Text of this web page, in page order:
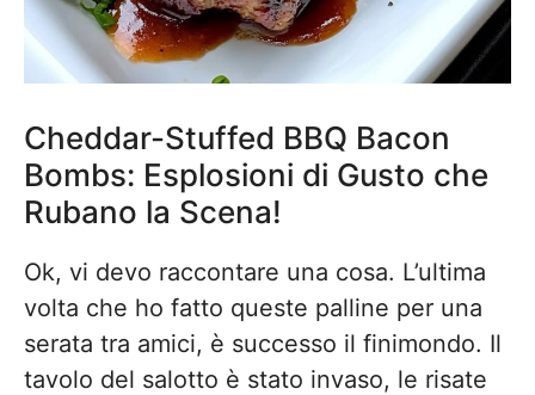
Cheddar-Stuffed BBQ Bacon
Bombs: Esplosioni di Gusto che
Rubano la Scena!
Ok, vi devo raccontare una cosa. L’ultima
volta che ho fatto queste palline per una
serata tra amici, è successo il finimondo. Il
tavolo del salotto è stato invaso, le risate